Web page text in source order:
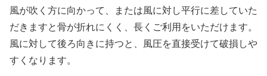
風が吹く方に向かって、または風に対し平行に差していた
だきますと骨が折れにくく、長くご利用をいただけます。
風に対して後ろ向きに持つと、風圧を直接受けて破損しや
すくなります。